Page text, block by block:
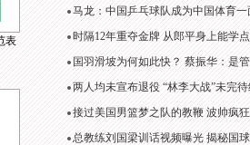
表
马龙：中国乒乓球队成为中国体育一
时隔12年重夺金牌 从郎平身上能学
国羽滑坡为何如此快？ 蔡振华：是
两人均未宣布退役 “林李大战”未完
接过美国男篮梦之队的教鞭 波帅疯
总教练刘国梁训话视频曝光 揭秘国